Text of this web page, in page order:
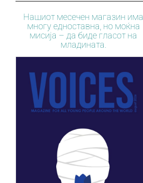
Нашиот месечен магазин има
многу едноставна, но моќна
мисија – да биде гласот на
младината.